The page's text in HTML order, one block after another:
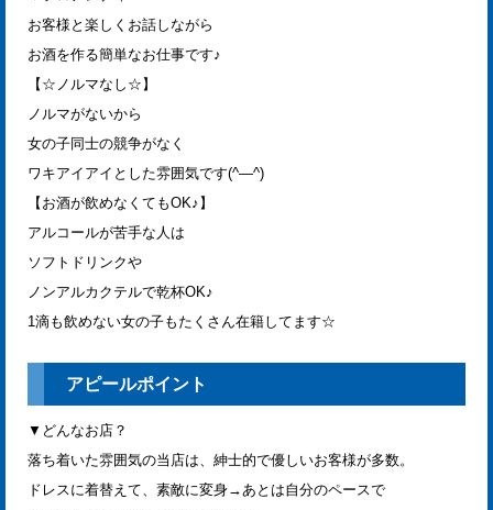
お客様と楽しくお話しながら
お酒を作る簡単なお仕事です♪
【☆ノルマなし☆】
ノルマがないから
女の子同士の競争がなく
ワキアイアイとした雰囲気です(^―^)
【お酒が飲めなくてもOK♪】
アルコールが苦手な人は
ソフトドリンクや
ノンアルカクテルで乾杯OK♪
1滴も飲めない女の子もたくさん在籍してます☆
アピールポイント
▼どんなお店？
落ち着いた雰囲気の当店は、紳士的で優しいお客様が多数。
ドレスに着替えて、素敵に変身→あとは自分のペースで